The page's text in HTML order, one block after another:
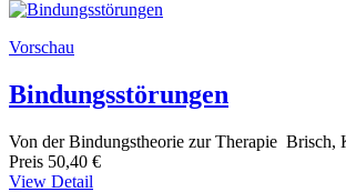
Vorschau
Bindungsstörungen
Von der Bindungstheorie zur Therapie Brisch,
Preis 50,40 €
View Detail